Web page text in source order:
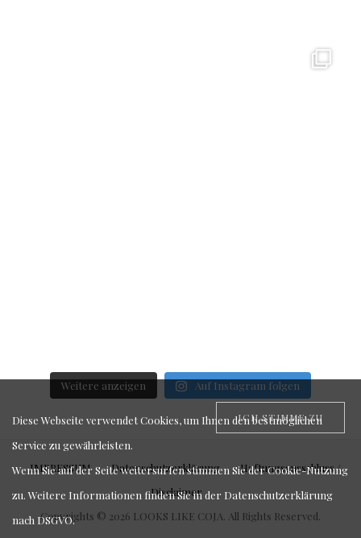
Weitere anzeigen Auf Instagram folgen
IMPRESSUM Datenschutzerklärung
Haftungsausschluss /
Disclaimer
Copyrights © 2026 LOOKS LIKE COJA. All Rights Reserved.
ICH STIMME ZU
Diese Webseite verwendet Cookies, um Ihnen den bestmöglichen
Service zu gewährleisten.
Wenn Sie auf der Seite weitersurfen stimmen Sie der Cookie-Nutzung
zu. Weitere Informationen finden Sie in der Datenschutzerklärung
nach DSGVO.